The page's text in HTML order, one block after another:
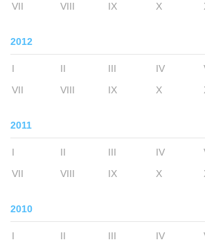
VII
VIII IX X
2012
I II III IV
VII
VIII IX X
2011
I II III IV
VII
VIII IX X
2010
I II III IV